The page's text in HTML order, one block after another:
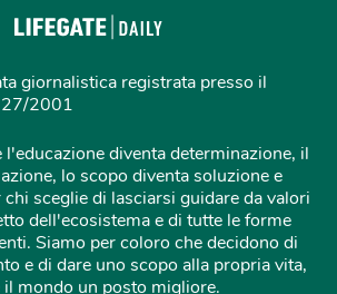
giornalistica registrata presso il
27/2001
diventa determinazione, il
lo scopo diventa soluzione e
sceglie di lasciarsi guidare da valori
dell'ecosistema e di tutte le forme
Siamo per coloro che decidono di
e di dare uno scopo alla propria vita,
il mondo un posto migliore.